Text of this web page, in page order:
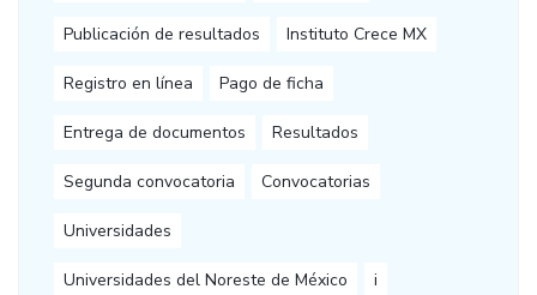
Publicación de resultados Instituto Crece MX
Registro en línea Pago de ficha
Entrega de documentos Resultados
Segunda convocatoria Convocatorias
Universidades
Universidades del Noreste de México i